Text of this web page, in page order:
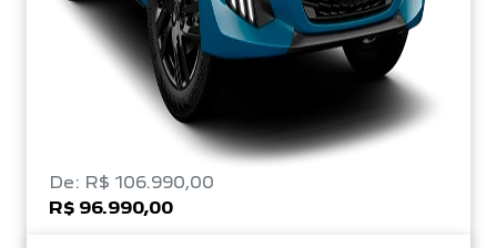
De: R$ 106.990,00
R$ 96.990,00